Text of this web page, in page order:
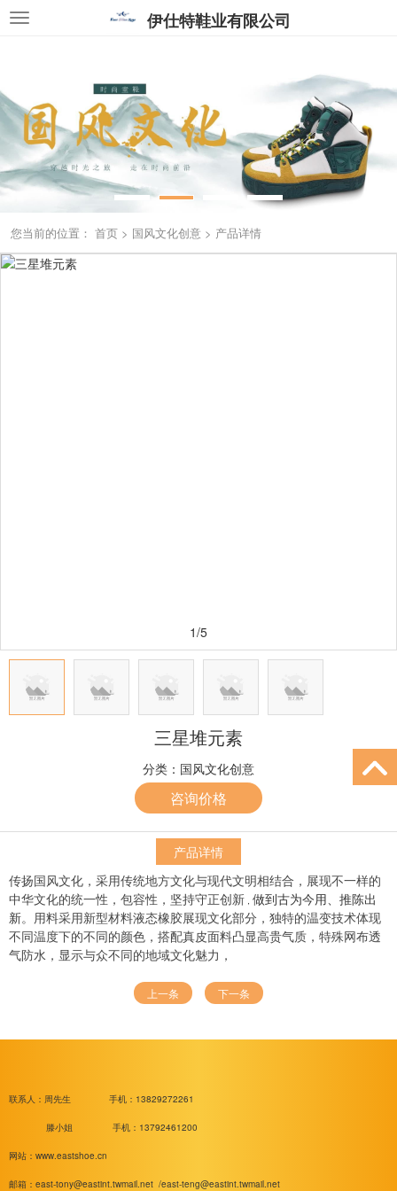
伊仕特鞋业有限公司
您当前的位置： 首页 > 国风文化创意 > 产品详情
1/5
三星堆元素
分类： 国风文化创意
咨询价格
产品详情
传扬国风文化，采用传统地方文化与现代文明相结合，展现不一样的
中华文化的统一性，包容性，坚持守正创新 ， 做到古为今用、推陈出
新。用料采用新型材料液态橡胶展现文化部分，独特的温变技术体现
不同温度下的不同的颜色，搭配真皮面料凸显高贵气质，特殊网布透
气防水，显示与众不同的地域文化魅力，
上一条 下一条
联系人：周先生 手机：13829272261
滕小姐 手机：13792461200
网站：www.eastshoe.cn
邮箱： east-tony@eastint.twmail.net /east-teng@eastint.twmail.net